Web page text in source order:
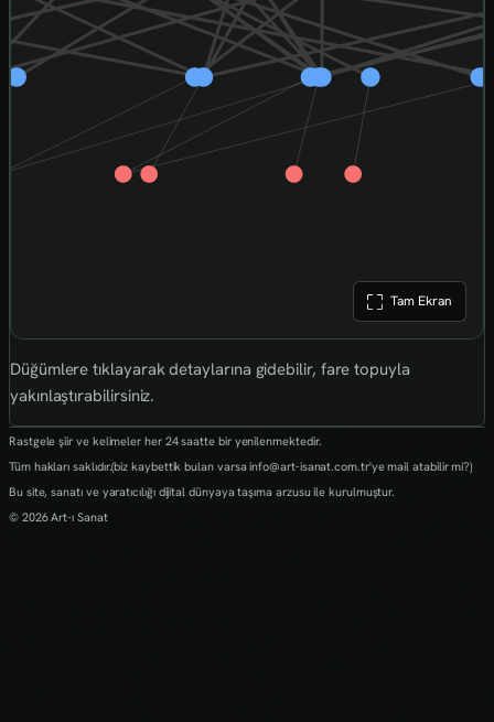
Tam Ekran
Düğümlere tıklayarak detaylarına gidebilir, fare topuyla
yakınlaştırabilirsiniz.
Rastgele şiir ve kelimeler her 24 saatte bir yenilenmektedir.
Tüm hakları saklıdır.(biz kaybettik bulan varsa info@art-isanat.com.tr'ye mail atabilir mi?)
Bu site, sanatı ve yaratıcılığı dijital dünyaya taşıma arzusu ile kurulmuştur.
© 2026 Art-ı Sanat